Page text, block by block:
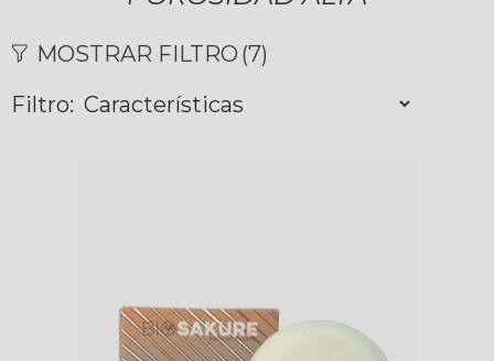
Pedidos
MOSTRAR FILTRO (7)
Filtro: